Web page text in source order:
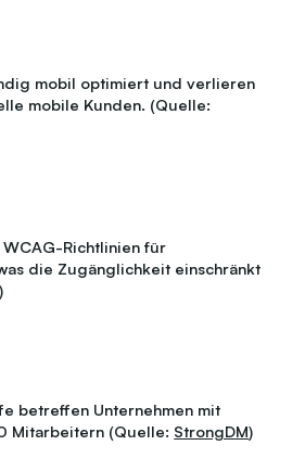
mobil optimiert und verlieren
mobile Kunden. (Quelle:
Richtlinien für
die Zugänglichkeit einschränkt
)
betreffen Unternehmen mit
Mitarbeitern (Quelle: StrongDM)